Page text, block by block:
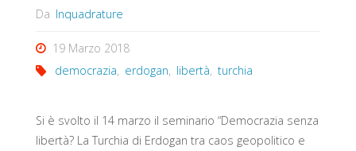
Da Inquadrature
19 Marzo 2018
democrazia, erdogan, libertà, turchia
Si è svolto il 14 marzo il seminario “Democrazia senza
libertà? La Turchia di Erdogan tra caos geopolitico e